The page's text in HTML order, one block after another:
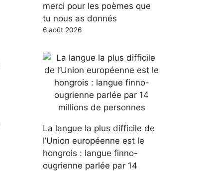
merci pour les poèmes que
tu nous as donnés
6 août 2026
La langue la plus difficile de
l’Union européenne est le
hongrois : langue finno-
ougrienne parlée par 14